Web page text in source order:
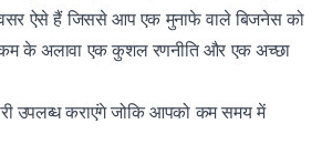
ऐसे हैं जिससे आप एक मुनाफे वाले बिजनेस को
के अलावा एक कुशल रणनीति और एक अच्छा
उपलब्ध कराएंगे जोकि आपको कम समय में